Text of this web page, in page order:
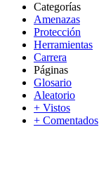
Categorías
Amenazas
Protección
Herramientas
Carrera
Páginas
Glosario
Aleatorio
+ Vistos
+ Comentados